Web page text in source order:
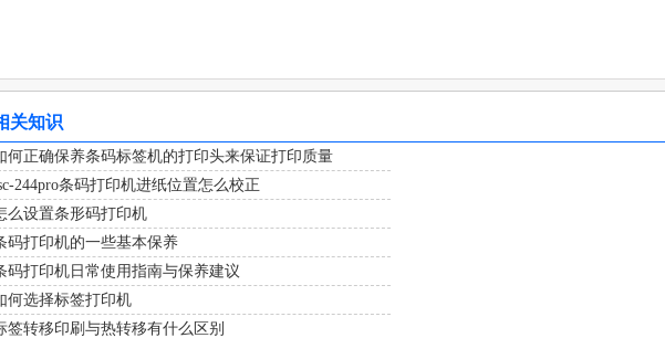
关知识
何正确保养条码标签机的打印头来保证打印质量
244pro条码打印机进纸位置怎么校正
么设置条形码打印机
码打印机的一些基本保养
码打印机日常使用指南与保养建议
何选择标签打印机
签转移印刷与热转移有什么区别